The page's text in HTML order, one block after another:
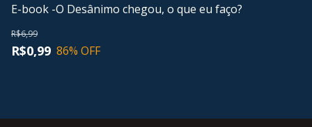
E-book -O Desânimo chegou, o que eu faço?
R$0,99
R$6,99
86% OFF